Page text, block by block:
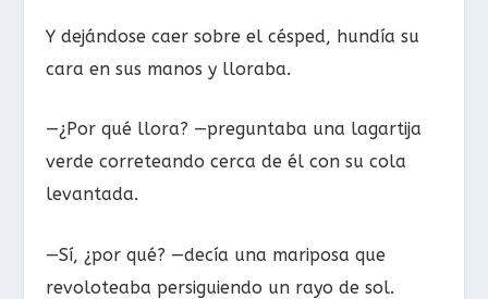
Y dejándose caer sobre el césped, hundía su
cara en sus manos y lloraba.
—¿Por qué llora? —preguntaba una lagartija
verde correteando cerca de él con su cola
levantada.
—Sí, ¿por qué? —decía una mariposa que
revoloteaba persiguiendo un rayo de sol.